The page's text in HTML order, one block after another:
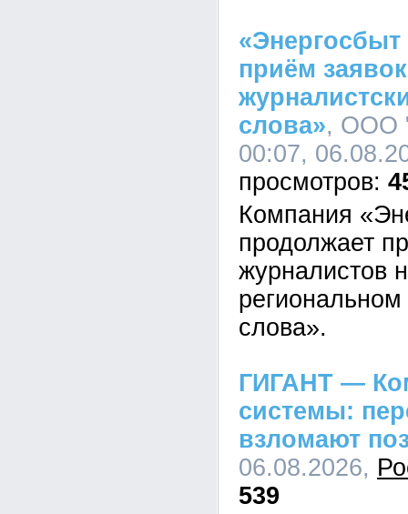
приём
слова», ООО
00:07,
Компания
продолжает
журналистов
слова».
ГИГАНТ —
системы:
взломают
06.08.2026,
539